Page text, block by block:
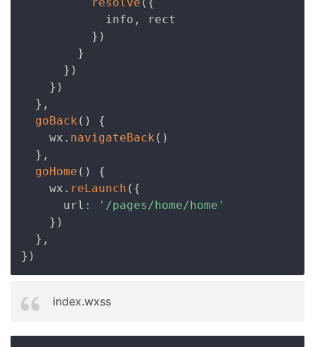
            info
,
rect
} )
}
} )
} )
} ,
goBack ( )
{
    wx
. navigateBack ( )
} ,
goHome ( )
{
    wx
. reLaunch ( {
      url
:
'/pages/home/home'
} )
} ,
} )
index.wxss